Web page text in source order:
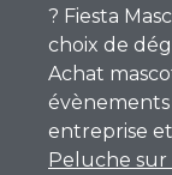
? Fiesta
choix de
Achat
évènements
entreprise
Peluche sur